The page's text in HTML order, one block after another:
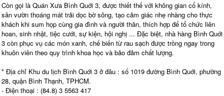
Còn gọi là Quán Xưa Bình Quới 3, được thiết thế với không gian cổ kính,
sân vườn thoáng mát trải dọc bờ sông, tạo cảm giác nhẹ nhàng cho thực
khách khi sum họp cùng gia đình và người thân, thích hợp để tổ chức liên
hoan, sinh nhật, tiệc cưới, sự kiện, hội nghị ... Đặc biệt, nhà hàng Bình Quới
3 còn phục vụ các món xanh, chế biến từ rau sạch được trồng ngay trong
khuôn viên theo quy trình khoa học và bảo đảm chất lượng.
* Địa chỉ Khu du lịch Bình Quới 3 ở đâu : số 1019 đường Bình Quới, phường
28, quận Bình Thạnh, TPHCM.
- Điện thoại : (84.8) 3 5563 417